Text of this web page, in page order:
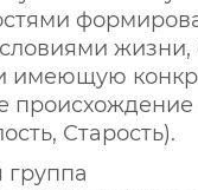
жизни,
имеющую
происхождение
Старость).
группа